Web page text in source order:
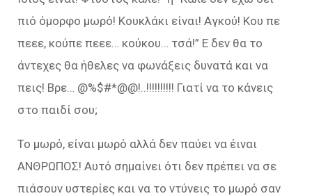
πιό όμορφο μωρό! Κουκλάκι είναι! Αγκού! Κου πε
πεεε, κούπε πεεε… κούκου… τσά!” Ε δεν θα το
άντεχες θα ήθελες να φωνάξεις δυνατά και να
πεις! Βρε… @%$#*@@!..!!!!!!!!!! Γιατί να το κάνεις
στο παιδί σου;
Το μωρό, είναι μωρό αλλά δεν παύει να έιναι
ΑΝΘΡΩΠΟΣ! Αυτό σημαίνει ότι δεν πρέπει να σε
πιάσουν υστερίες και να το ντύνεις το μωρό σαν